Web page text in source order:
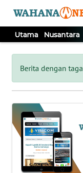
Utama Nusantara
Berita dengan
Tutup
UTAMA
NUSANTARA
SERBA-
SERBI